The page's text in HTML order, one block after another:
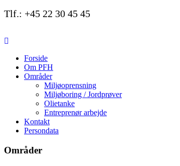
Tlf.: +45 22 30 45 45
Forside
Om PFH
Områder
Miljøoprensning
Miljøboring / Jordprøver
Olietanke
Entreprenør arbejde
Kontakt
Persondata
Områder